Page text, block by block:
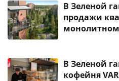
В Зеленой
продажи
В Зеленой
кофейня